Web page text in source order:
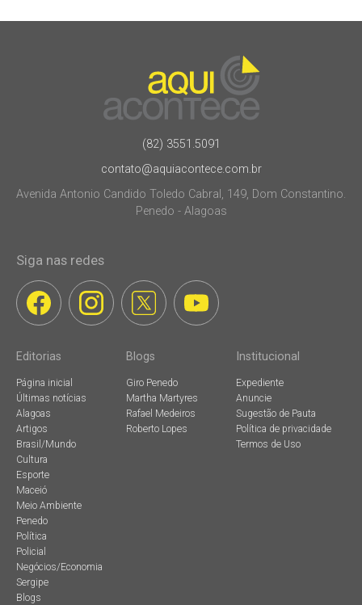
(82) 3551.5091
contato@aquiacontece.com.br
Avenida Antonio Candido Toledo Cabral, 149, Dom Constantino.
Penedo - Alagoas
Siga nas redes
Editorias
Página inicial
Últimas notícias
Alagoas
Artigos
Brasil/Mundo
Cultura
Esporte
Maceió
Meio Ambiente
Penedo
Política
Policial
Negócios/Economia
Sergipe
Blogs
Blogs
Giro Penedo
Martha Martyres
Rafael Medeiros
Roberto Lopes
Institucional
Expediente
Anuncie
Sugestão de Pauta
Política de privacidade
Termos de Uso